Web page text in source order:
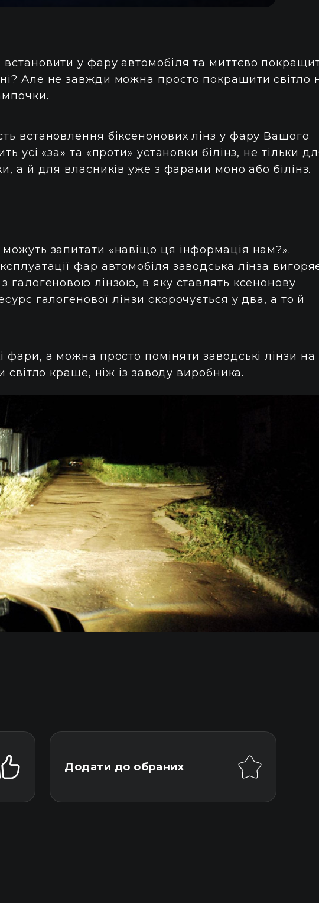
у фару автомобіля та миттєво
Але не завжди можна просто покращити світло
встановлення біксенонових лінз у фару Вашого
усі «за» та «проти» установки білінз, не тільки
а й для власників уже з фарами моно або білінз.
запитати «навіщо ця інформація нам?».
фар автомобіля заводська лінза
галогеновою лінзою, в яку ставлять ксенонову
галогенової лінзи скорочується у два, а то й
фари, а можна просто поміняти заводські лінзи на
світло краще, ніж із заводу виробника.
Додати до обраних